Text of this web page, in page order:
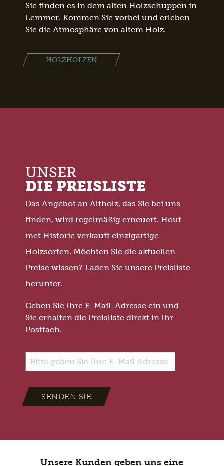
Sie finden es in dem alten Holzschuppen in
Lemmer. Kommen Sie vorbei und erleben
Sie die Atmosphäre von altem Holz.
HOLZHOLZEN
UNSER
DIE PREISLISTE
Das Angebot an Altholz, das Sie bei uns
finden, wird regelmäßig erneuert. Hout
met Historie verkauft einzigartige
Holzsorten. Möchten Sie die aktuellen
Preise wissen? Laden Sie unsere Preisliste
herunter.
Geben Sie Ihre E-Mail-Adresse ein und
Sie erhalten die Preisliste direkt in Ihr
Postfach.
SENDEN SIE
Unsere Kunden geben uns eine